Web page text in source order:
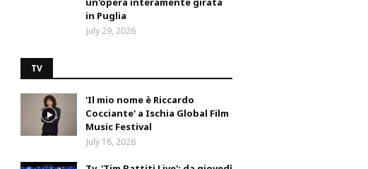
in Puglia
July 29, 2026
TV
'Il mio nome è Riccardo
Cocciante' a Ischia Global Film
Music Festival
July 18, 2026